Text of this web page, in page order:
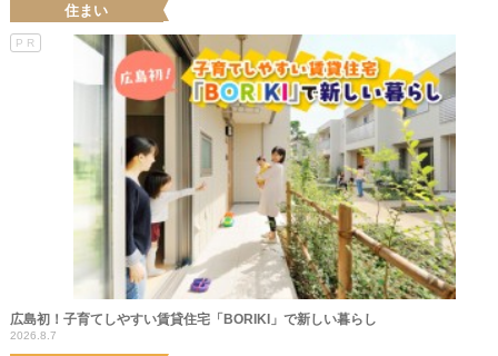
住まい
PR
広島初！子育てしやすい賃貸住宅「BORIKI」で新しい暮らし
2026.8.7